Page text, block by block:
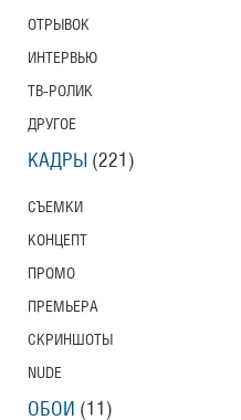
ОТРЫВОК
ИНТЕРВЬЮ
ТВ-РОЛИК
ДРУГОЕ
КАДРЫ (221)
СЪЕМКИ
КОНЦЕПТ
ПРОМО
ПРЕМЬЕРА
СКРИНШОТЫ
NUDE
ОБОИ (11)